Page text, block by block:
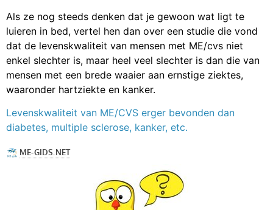
Als ze nog steeds denken dat je gewoon wat ligt te
luieren in bed, vertel hen dan over een studie die vond
dat de levenskwaliteit van mensen met ME/cvs niet
enkel slechter is, maar heel veel slechter is dan die van
mensen met een brede waaier aan ernstige ziektes,
waaronder hartziekte en kanker.
Levenskwaliteit van ME/CVS erger bevonden dan
diabetes, multiple sclerose, kanker, etc.